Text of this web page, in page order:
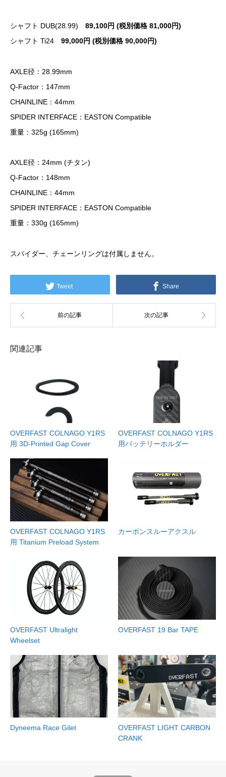
シャフト DUB(28.99) 89,100円 (税別価格 81,000円)
シャフト Ti24 99,000円 (税別価格 90,000円)
AXLE径：28.99mm
Q-Factor：147mm
CHAINLINE：44mm
SPIDER INTERFACE：EASTON Compatible
重量：325g (165mm)
AXLE径：24mm (チタン)
Q-Factor：148mm
CHAINLINE：44mm
SPIDER INTERFACE：EASTON Compatible
重量：330g (165mm)
スパイダー、チェーンリングは付属しません。
Tweet Share
関連記事
OVERFAST COLNAGO Y1RS
用 3D-Printed Gap Cover
OVERFAST COLNAGO Y1RS
用バッテリーホルダー
OVERFAST COLNAGO Y1RS
用 Titanium Preload System
カーボンスルーアクスル
OVERFAST Ultralight
Wheelset
OVERFAST 19 Bar TAPE
Dyneema Race Gilet
OVERFAST LIGHT CARBON
CRANK